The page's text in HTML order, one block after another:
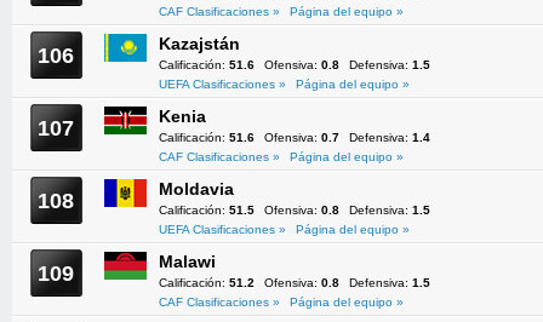
CAF Clasificaciones »
Página del equipo »
106 Kazajstán
Calificación: 51.6 Ofensiva: 0.8 Defensiva: 1.5
UEFA Clasificaciones »
Página del equipo »
107 Kenia
Calificación: 51.6 Ofensiva: 0.7 Defensiva: 1.4
CAF Clasificaciones »
Página del equipo »
108 Moldavia
Calificación: 51.5 Ofensiva: 0.8 Defensiva: 1.5
UEFA Clasificaciones »
Página del equipo »
109 Malawi
Calificación: 51.2 Ofensiva: 0.8 Defensiva: 1.5
CAF Clasificaciones »
Página del equipo »